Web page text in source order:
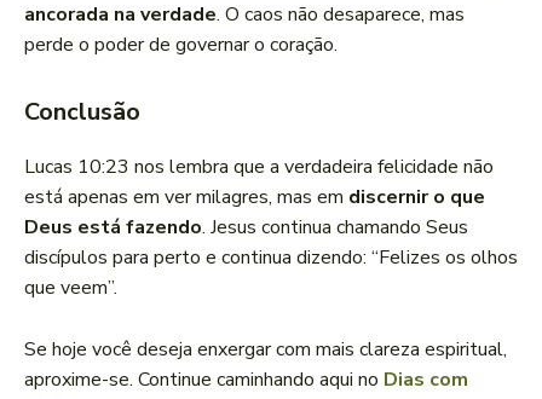
ancorada na verdade. O caos não desaparece, mas
perde o poder de governar o coração.
Conclusão
Lucas 10:23 nos lembra que a verdadeira felicidade não
está apenas em ver milagres, mas em discernir o que
Deus está fazendo. Jesus continua chamando Seus
discípulos para perto e continua dizendo: “Felizes os olhos
que veem”.
Se hoje você deseja enxergar com mais clareza espiritual,
aproxime-se. Continue caminhando aqui no Dias com